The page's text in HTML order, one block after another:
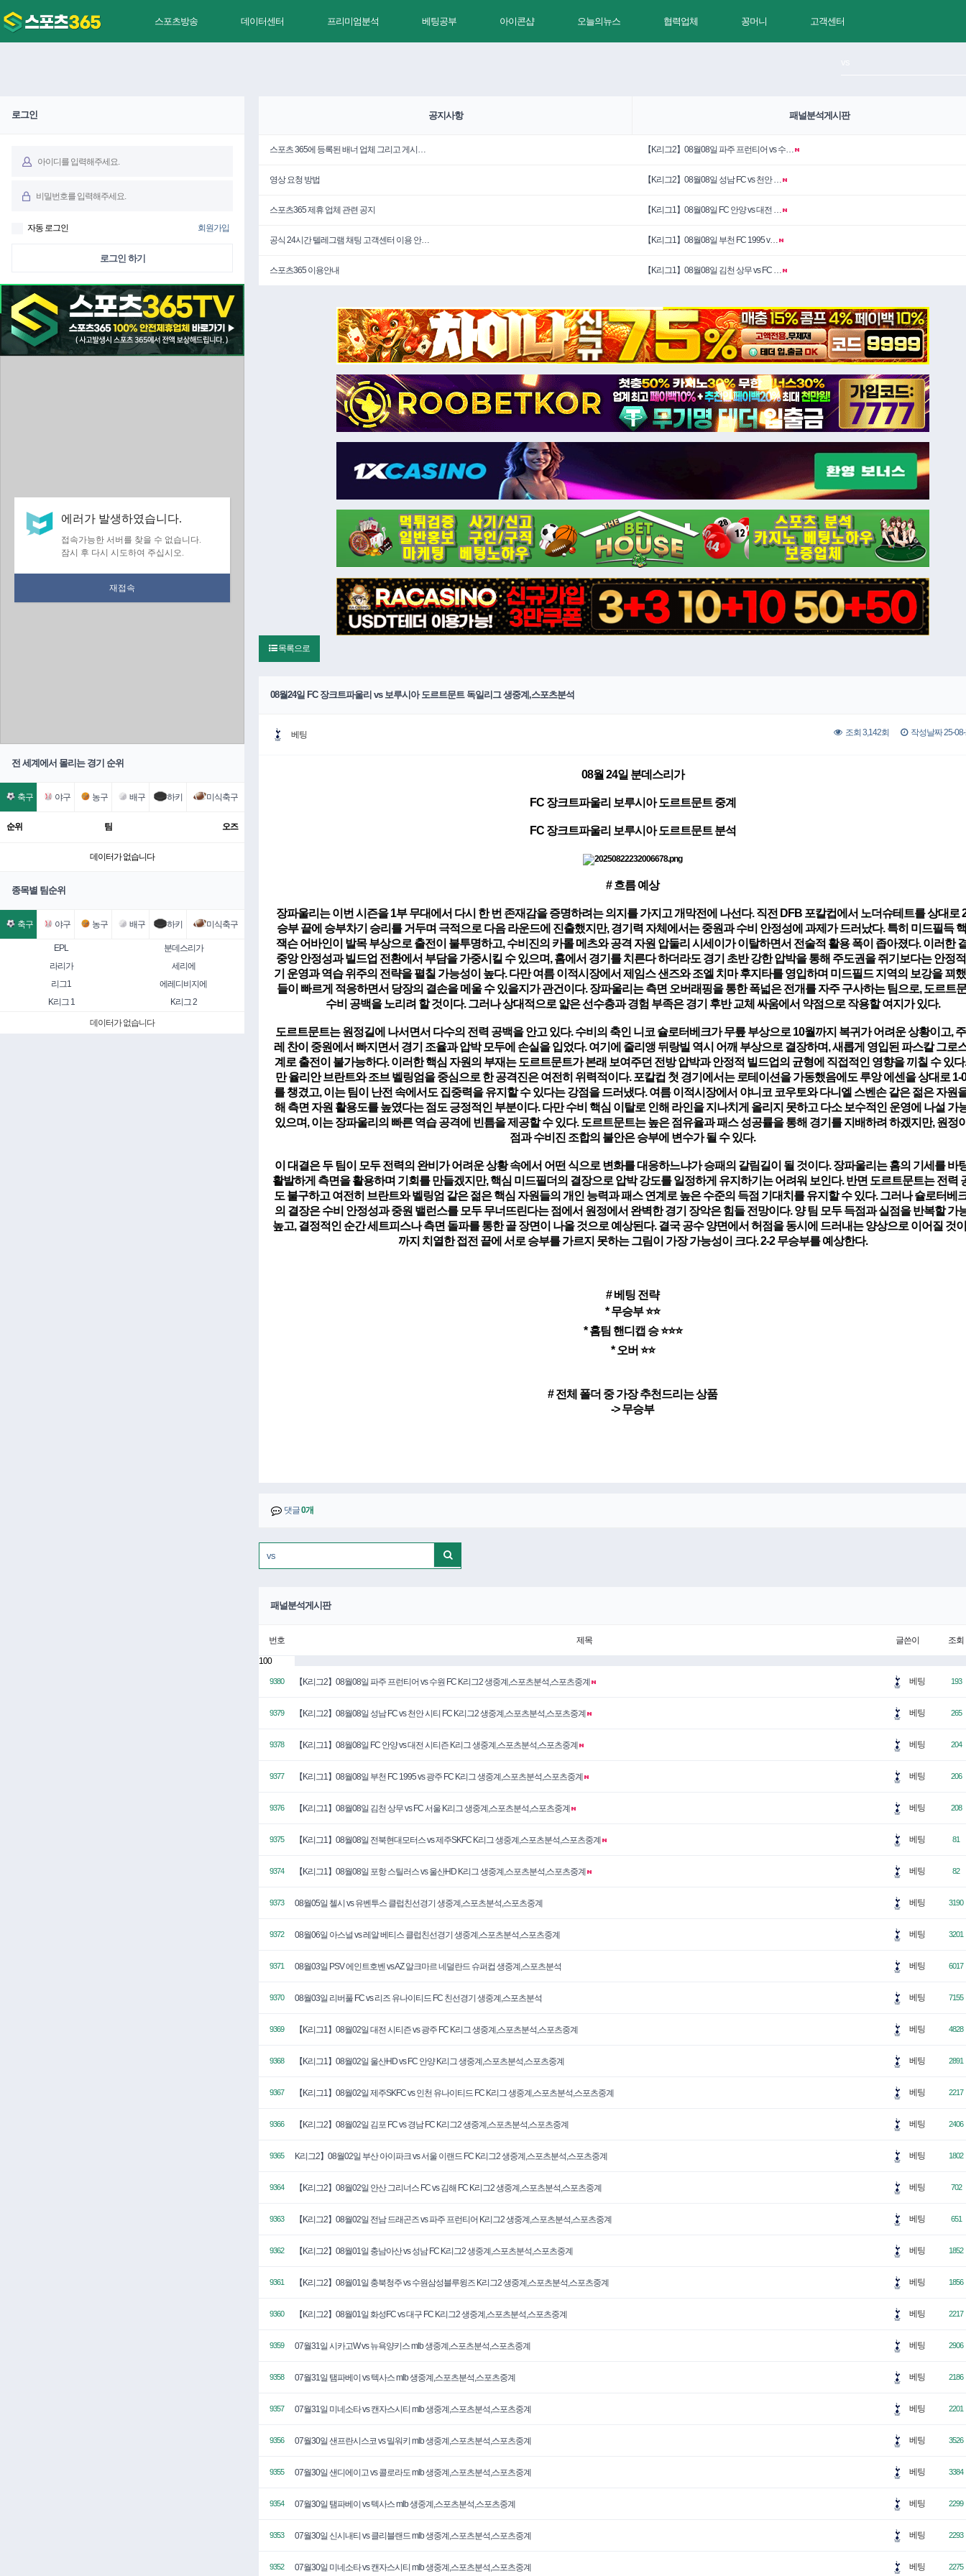
스포츠방송 데이터센터 프리미엄분석 베팅공부 아이콘샵 오늘의뉴스 협력업체 꽁머니 고객센터
로그인
자동 로그인 회원가입
로그인 하기
전 세계에서 몰리는 경기 순위
축구 야구 농구 배구 하키 미식축구
순위 팀 오즈
데이터가 없습니다
종목별 팀순위
축구 야구 농구 배구 하키 미식축구
EPL
분데스리가
라리가
세리에
리그1
에레디비지에
K리그 1
K리그 2
데이터가 없습니다
공지사항 패널분석게시판
스포츠 365에 등록된 배너 업체 그리고 게시…
영상 요청 방법
스포츠365 제휴 업체 관련 공지
공식 24시간 텔레그램 채팅 고객센터 이용 안…
스포츠365 이용안내
【K리그2】08월08일 파주 프런티어 vs 수…
【K리그2】08월08일 성남 FC vs 천안 …
【K리그1】08월08일 FC 안양 vs 대전 …
【K리그1】08월08일 부천 FC 1995 v…
【K리그1】08월08일 김천 상무 vs FC …
목록으로
08월24일 FC 장크트파울리 vs 보루시아 도르트문트 독일리그 생중계,스포츠분석
베팅 조회 3,142회 작성날짜 25-
08월 24일 분데스리가
FC 장크트파울리 보루시아 도르트문트 중계
FC 장크트파울리 보루시아 도르트문트 분석
# 흐름 예상
장파울리는 이번 시즌을 1부 무대에서 다시 한 번 존재감을 증명하려는 의지를 가지고 개막전에 나선다. 직전 DFB 포칼컵에서 노더슈테트를 상대로
승부 끝에 승부차기 승리를 거두며 극적으로 다음 라운드에 진출했지만, 경기력 자체에서는 중원과 수비 안정성에 과제가 드러났다. 특히 미드필득
잭슨 어바인이 발목 부상으로 출전이 불투명하고, 수비진의 카롤 메츠와 공격 자원 압둘리 시세이가 이탈하면서 전술적 활용 폭이 좁아졌다. 이러한
중앙 안정성과 빌드업 전환에서 부담을 가중시킬 수 있으며, 홈에서 경기를 치른다 하더라도 경기 초반 강한 압박을 통해 주도권을 쥐기보다는 안정
기 운영과 역습 위주의 전략을 펼칠 가능성이 높다. 다만 여름 이적시장에서 제임스 샌즈와 조엘 치마 후지타를 영입하며 미드필드 지역의 보강을 꾀
들이 빠르게 적응하면서 당장의 결손을 메울 수 있을지가 관건이다. 장파울리는 측면 오버래핑을 통한 폭넓은 전개를 자주 구사하는 팀으로, 도르트
수비 공백을 노리려 할 것이다. 그러나 상대적으로 얇은 선수층과 경험 부족은 경기 후반 교체 싸움에서 약점으로 작용할 여지가 있다.
도르트문트는 원정길에 나서면서 다수의 전력 공백을 안고 있다. 수비의 축인 니코 슐로터베크가 무릎 부상으로 10월까지 복귀가 어려운 상황이고,
레 찬이 중원에서 빠지면서 경기 조율과 압박 모두에 손실을 입었다. 여기에 줄리앵 뒤랑빌 역시 어깨 부상으로 결장하며, 새롭게 영입된 파스칼 그로
계로 출전이 불가능하다. 이러한 핵심 자원의 부재는 도르트문트가 본래 보여주던 전방 압박과 안정적 빌드업의 균형에 직접적인 영향을 끼칠 수 있다
만 율리안 브란트와 조브 벨링엄을 중심으로 한 공격진은 여전히 위력적이다. 포칼컵 첫 경기에서는 로테이션을 가동했음에도 루앙 에센을 상대로 1-
를 챙겼고, 이는 팀이 난전 속에서도 집중력을 유지할 수 있다는 강점을 드러냈다. 여름 이적시장에서 야니코 코우토와 다니엘 스벤손 같은 젊은 자원
해 측면 자원 활용도를 높였다는 점도 긍정적인 부분이다. 다만 수비 핵심 이탈로 인해 라인을 지나치게 올리지 못하고 다소 보수적인 운영에 나설 가
있으며, 이는 장파울리의 빠른 역습 공격에 빈틈을 제공할 수 있다. 도르트문트는 높은 점유율과 패스 성공률을 통해 경기를 지배하려 하겠지만, 원정
점과 수비진 조합의 불안은 승부에 변수가 될 수 있다.
이 대결은 두 팀이 모두 전력의 완비가 어려운 상황 속에서 어떤 식으로 변화를 대응하느냐가 승패의 갈림길이 될 것이다. 장파울리는 홈의 기세를 바
활발하게 측면을 활용하며 기회를 만들겠지만, 핵심 미드필더의 결장으로 압박 강도를 일정하게 유지하기는 어려워 보인다. 반면 도르트문트는 전력
도 불구하고 여전히 브란트와 벨링엄 같은 젊은 핵심 자원들의 개인 능력과 패스 연계로 높은 수준의 득점 기대치를 유지할 수 있다. 그러나 슐로터베
의 결장은 수비 안정성과 중원 밸런스를 모두 무너뜨린다는 점에서 원정에서 완벽한 경기 장악은 힘들 전망이다. 양 팀 모두 득점과 실점을 반복할 가
높고, 결정적인 순간 세트피스나 측면 돌파를 통한 골 장면이 나올 것으로 예상된다. 결국 공수 양면에서 허점을 동시에 드러내는 양상으로 이어질 것
까지 치열한 접전 끝에 서로 승부를 가르지 못하는 그림이 가장 가능성이 크다. 2-2 무승부를 예상한다.
# 베팅 전략
* 무승부 ⭐⭐
* 홈팀 핸디캡 승 ⭐⭐⭐
* 오버 ⭐⭐
# 전체 폴더 중 가장 추천드리는 상품
-> 무승부
댓글0개
패널분석게시판
번호 제목 글쓴이 조회
100
9380 【K리그2】08월08일 파주 프런티어 vs 수원 FC K리그2 생중계,스포츠분석,스포츠중계 베팅 193
9379 【K리그2】08월08일 성남 FC vs 천안 시티 FC K리그2 생중계,스포츠분석,스포츠중계 베팅 265
9378 【K리그1】08월08일 FC 안양 vs 대전 시티즌 K리그 생중계,스포츠분석,스포츠중계 베팅 204
9377 【K리그1】08월08일 부천 FC 1995 vs 광주 FC K리그 생중계,스포츠분석,스포츠중계 베팅 206
9376 【K리그1】08월08일 김천 상무 vs FC 서울 K리그 생중계,스포츠분석,스포츠중계 베팅 208
9375 【K리그1】08월08일 전북현대모터스 vs 제주SKFC K리그 생중계,스포츠분석,스포츠중계 베팅 81
9374 【K리그1】08월08일 포항 스틸러스 vs 울산HD K리그 생중계,스포츠분석,스포츠중계 베팅 82
9373 08월05일 첼시 vs 유벤투스 클럽친선경기 생중계,스포츠분석,스포츠중계 베팅 3190
9372 08월06일 아스널 vs 레알 베티스 클럽친선경기 생중계,스포츠분석,스포츠중계 베팅 3201
9371 08월03일 PSV 에인트호벤 vs AZ 알크마르 네덜란드 슈퍼컵 생중계,스포츠분석 베팅 6017
9370 08월03일 리버풀 FC vs 리즈 유나이티드 FC 친선경기 생중계,스포츠분석 베팅 7155
9369 【K리그1】08월02일 대전 시티즌 vs 광주 FC K리그 생중계,스포츠분석,스포츠중계 베팅 4828
9368 【K리그1】08월02일 울산HD vs FC 안양 K리그 생중계,스포츠분석,스포츠중계 베팅 2891
9367 【K리그1】08월02일 제주SKFC vs 인천 유나이티드 FC K리그 생중계,스포츠분석,스포츠중계 베팅 2217
9366 【K리그2】08월02일 김포 FC vs 경남 FC K리그2 생중계,스포츠분석,스포츠중계 베팅 2406
9365 K리그2】08월02일 부산 아이파크 vs 서울 이랜드 FC K리그2 생중계,스포츠분석,스포츠중계 베팅 1802
9364 【K리그2】08월02일 안산 그리너스 FC vs 김해 FC K리그2 생중계,스포츠분석,스포츠중계 베팅 702
9363 【K리그2】08월02일 전남 드래곤즈 vs 파주 프런티어 K리그2 생중계,스포츠분석,스포츠중계 베팅 651
9362 【K리그2】08월01일 충남아산 vs 성남 FC K리그2 생중계,스포츠분석,스포츠중계 베팅 1852
9361 【K리그2】08월01일 충북청주 vs 수원삼성블루윙즈 K리그2 생중계,스포츠분석,스포츠중계 베팅 1856
9360 【K리그2】08월01일 화성FC vs 대구 FC K리그2 생중계,스포츠분석,스포츠중계 베팅 2217
9359 07월31일 시카고W vs 뉴욕양키스 mlb 생중계,스포츠분석,스포츠중계 베팅 2906
9358 07월31일 탬파베이 vs 텍사스 mlb 생중계,스포츠분석,스포츠중계 베팅 2186
9357 07월31일 미네소타 vs 캔자스시티 mlb 생중계,스포츠분석,스포츠중계 베팅 2201
9356 07월30일 샌프란시스코 vs 밀워키 mlb 생중계,스포츠분석,스포츠중계 베팅 3526
9355 07월30일 샌디에이고 vs 콜로라도 mlb 생중계,스포츠분석,스포츠중계 베팅 3384
9354 07월30일 탬파베이 vs 텍사스 mlb 생중계,스포츠분석,스포츠중계 베팅 2299
9353 07월30일 신시내티 vs 클리블랜드 mlb 생중계,스포츠분석,스포츠중계 베팅 2293
9352 07월30일 미네소타 vs 캔자스시티 mlb 생중계,스포츠분석,스포츠중계 베팅 2275